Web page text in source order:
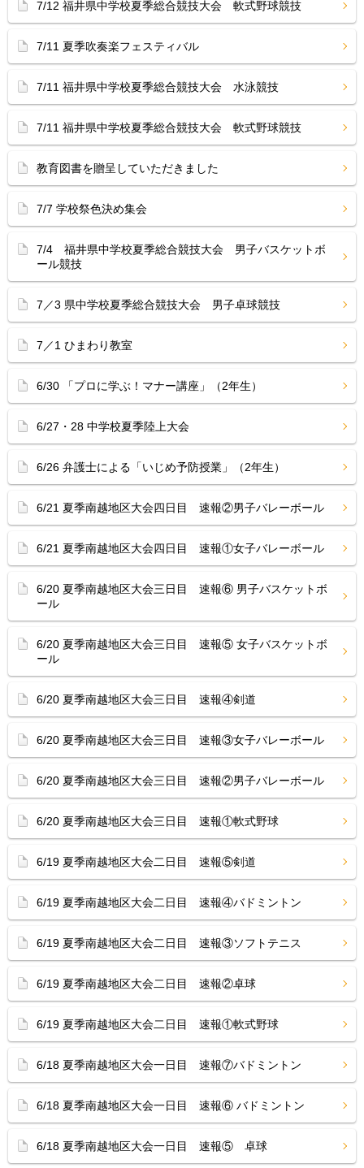
7/12 福井県中学校夏季総合競技大会 軟式野球競技
7/11 夏季吹奏楽フェスティバル
7/11 福井県中学校夏季総合競技大会 水泳競技
7/11 福井県中学校夏季総合競技大会 軟式野球競技
教育図書を贈呈していただきました
7/7 学校祭色決め集会
7/4 福井県中学校夏季総合競技大会 男子バスケットボ
ール競技
7／3 県中学校夏季総合競技大会 男子卓球競技
7／1 ひまわり教室
6/30 「プロに学ぶ！マナー講座」（2年生）
6/27・28 中学校夏季陸上大会
6/26 弁護士による「いじめ予防授業」（2年生）
6/21 夏季南越地区大会四日目 速報②男子バレーボール
6/21 夏季南越地区大会四日目 速報①女子バレーボール
6/20 夏季南越地区大会三日目 速報⑥ 男子バスケットボ
ール
6/20 夏季南越地区大会三日目 速報⑤ 女子バスケットボ
ール
6/20 夏季南越地区大会三日目 速報④剣道
6/20 夏季南越地区大会三日目 速報③女子バレーボール
6/20 夏季南越地区大会三日目 速報②男子バレーボール
6/20 夏季南越地区大会三日目 速報①軟式野球
6/19 夏季南越地区大会二日目 速報⑤剣道
6/19 夏季南越地区大会二日目 速報④バドミントン
6/19 夏季南越地区大会二日目 速報③ソフトテニス
6/19 夏季南越地区大会二日目 速報②卓球
6/19 夏季南越地区大会二日目 速報①軟式野球
6/18 夏季南越地区大会一日目 速報⑦バドミントン
6/18 夏季南越地区大会一日目 速報⑥ バドミントン
6/18 夏季南越地区大会一日目 速報⑤ 卓球